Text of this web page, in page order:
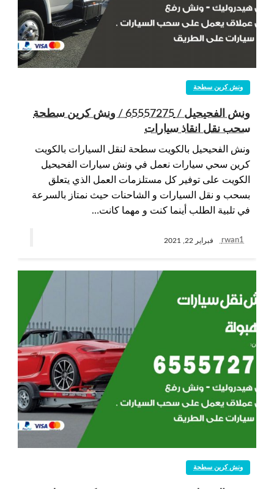
ونش كرين سطحة
ونش الفحيحيل / 65557275 / ونش كرين سطحة
سحب نقل انقاذ سيارات
ونش الفحيحيل بالكويت سطحة لنقل السيارات بالكويت
كرين سحي سيارات نعمل في ونش سيارات الفحيحيل
الكويت على توفير كل مستلزمات العمل الذي يتعلق
بسحب و نقل السيارات و الشاحنات حيث نمتاز بالسرعة
في تلبية الطلب أينما كنت و مهما كانت…
rwan1 فبراير 22, 2021
ونش كرين سطحة